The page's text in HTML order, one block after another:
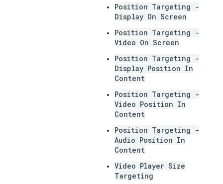
Position Targeting -
Display On Screen
Position Targeting -
Video On Screen
Position Targeting -
Display Position In
Content
Position Targeting -
Video Position In
Content
Position Targeting -
Audio Position In
Content
Video Player Size
Targeting